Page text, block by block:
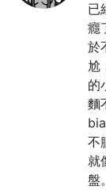
已
癮
於
尬
的
麵
不
就
盤